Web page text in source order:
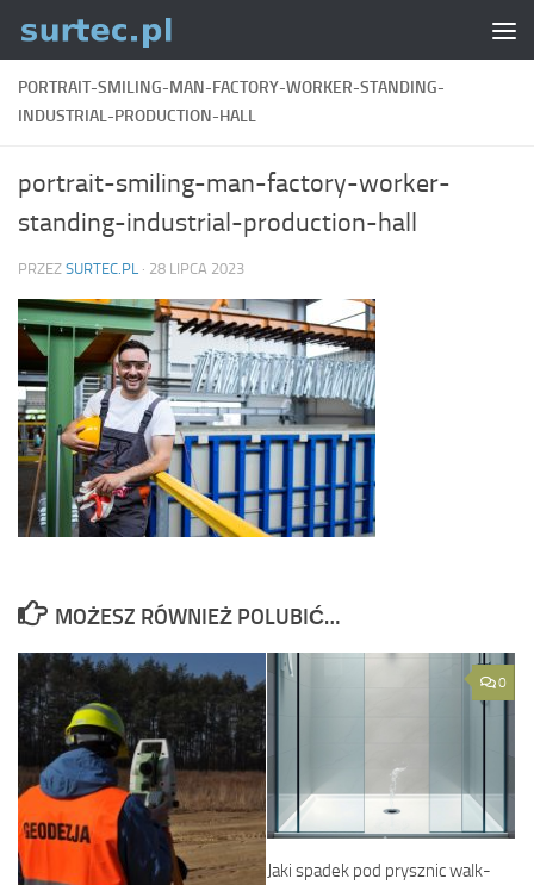
Skip to content
PORTRAIT-SMILING-MAN-FACTORY-WORKER-STANDING-
INDUSTRIAL-PRODUCTION-HALL
portrait-smiling-man-factory-worker-
standing-industrial-production-hall
PRZEZ SURTEC.PL · 28 LIPCA 2023
MOŻESZ RÓWNIEŻ POLUBIĆ…
0
Jaki spadek pod prysznic walk-